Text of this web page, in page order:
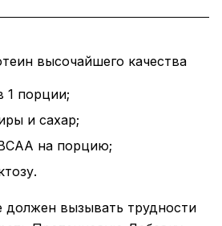
высочайшего качества
1 порции;
и сахар;
на порцию;
должен вызывать трудности